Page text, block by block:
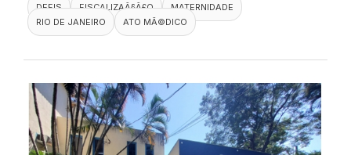
DEFIS FISCALIZAÃ§Ã£O
MATERNIDADE
RIO DE JANEIRO
ATO MÃ©DICO